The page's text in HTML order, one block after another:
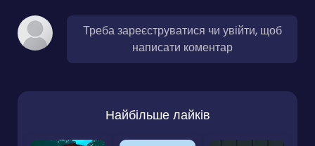
Треба зареєструватися чи увійти, щоб
написати коментар
Найбільше лайків